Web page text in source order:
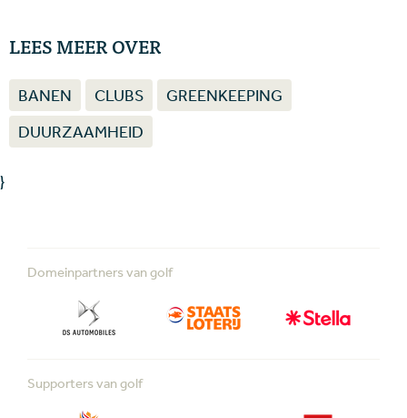
LEES MEER OVER
BANEN CLUBS
GREENKEEPING
DUURZAAMHEID
}
Domeinpartners van golf
Supporters van golf